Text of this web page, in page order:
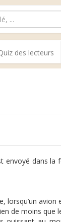
des lecteurs
dans la
lorsqu’un avion
de moins que